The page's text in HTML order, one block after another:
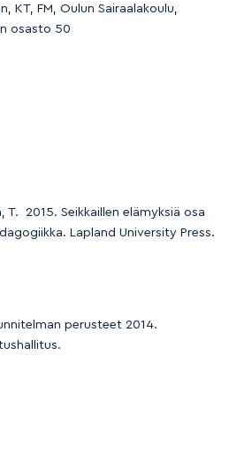
KT, FM, Oulun Sairaalakoulu,
osasto 50
T. 2015. Seikkaillen elämyksiä osa
Lapland University Press.
perusteet 2014.